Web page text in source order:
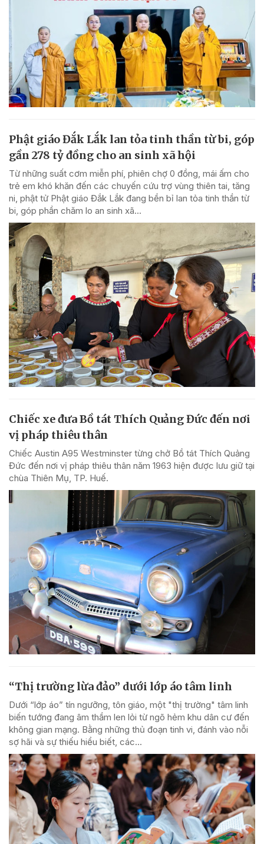
Phật giáo Đắk Lắk lan tỏa tinh thần từ bi, góp
gần 278 tỷ đồng cho an sinh xã hội
Từ những suất cơm miễn phí, phiên chợ 0 đồng, mái ấm cho
trẻ em khó khăn đến các chuyến cứu trợ vùng thiên tai, tăng
ni, phật tử Phật giáo Đắk Lắk đang bền bỉ lan tỏa tinh thần từ
bi, góp phần chăm lo an sinh xã...
Chiếc xe đưa Bồ tát Thích Quảng Đức đến nơi
vị pháp thiêu thân
Chiếc Austin A95 Westminster từng chở Bồ tát Thích Quảng
Đức đến nơi vị pháp thiêu thân năm 1963 hiện được lưu giữ tại
chùa Thiên Mụ, TP. Huế.
“Thị trường lừa đảo” dưới lớp áo tâm linh
Dưới “lớp áo” tín ngưỡng, tôn giáo, một "thị trường" tâm linh
biến tướng đang âm thầm len lỏi từ ngõ hẻm khu dân cư đến
không gian mạng. Bằng những thủ đoạn tinh vi, đánh vào nỗi
sợ hãi và sự thiếu hiểu biết, các...